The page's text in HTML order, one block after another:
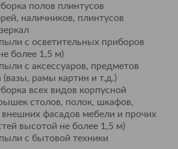
полов плинтусов
наличников, плинтусов
с осветительных приборов
более 1,5 м)
с аксессуаров, предметов
(вазы, рамы картин и т.д.)
всех видов корпусной
столов, полок, шкафов,
внешних фасадов мебели и прочих
высотой не более 1,5 м)
с бытовой техники